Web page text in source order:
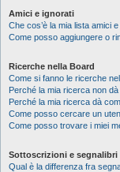
Amici e ignorati
Che cos’è la mia lista amici
Come posso aggiungere o
Ricerche nella Board
Come si fanno le ricerche
Perché la mia ricerca non
Perché la mia ricerca dà
Come posso cercare un
Come posso trovare i miei
Sottoscrizioni e segnalibri
Qual è la differenza fra